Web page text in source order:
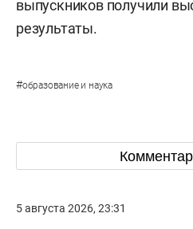
выпускников получили
результаты.
#образование и наука
5 августа 2026, 23:31